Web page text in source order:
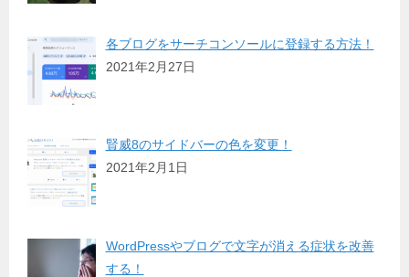
各ブログをサーチコンソールに登録する方法！
2021年2月27日
賢威8のサイドバーの色を変更！
2021年2月1日
WordPressやブログで文字が消える症状を改善
する！